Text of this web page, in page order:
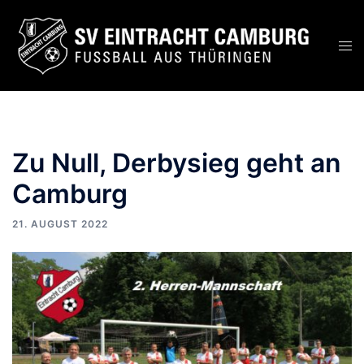
Inhalt
springen
Zu Null, Derbysieg geht an
Camburg
21. AUGUST 2022